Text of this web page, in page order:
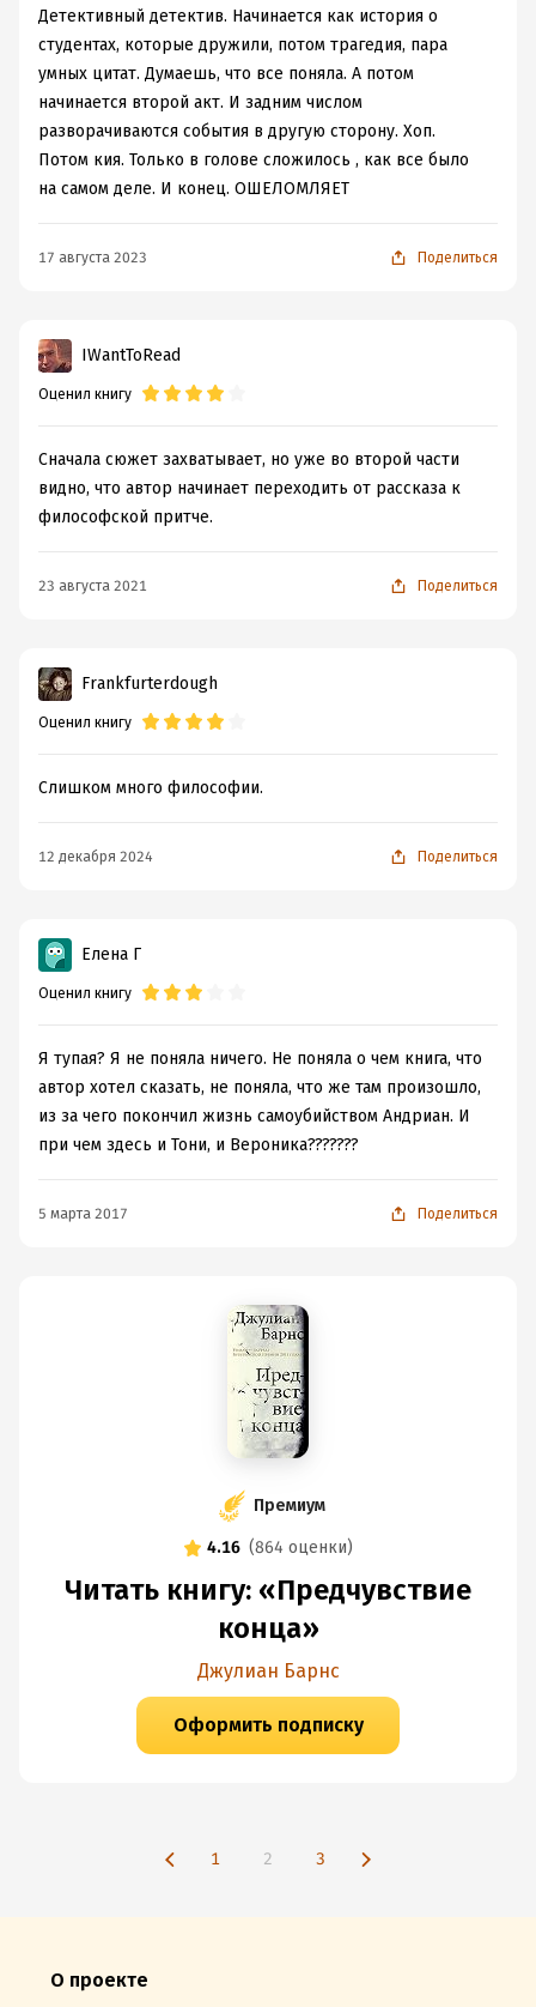
Детективный детектив. Начинается как история о
студентах, которые дружили, потом трагедия, пара
умных цитат. Думаешь, что все поняла. А потом
начинается второй акт. И задним числом
разворачиваются события в другую сторону. Хоп.
Потом кия. Только в голове сложилось , как все было
на самом деле. И конец. ОШЕЛОМЛЯЕТ
17 августа 2023 Поделиться
IWantToRead
Оценил книгу
Сначала сюжет захватывает, но уже во второй части
видно, что автор начинает переходить от рассказа к
философской притче.
23 августа 2021 Поделиться
Frankfurterdough
Оценил книгу
Слишком много философии.
12 декабря 2024 Поделиться
Елена Г
Оценил книгу
Я тупая? Я не поняла ничего. Не поняла о чем книга, что
автор хотел сказать, не поняла, что же там произошло,
из за чего покончил жизнь самоубийством Андриан. И
при чем здесь и Тони, и Вероника???????
5 марта 2017 Поделиться
Премиум
4.16 (864 оценки)
Читать книгу: «Предчувствие
конца»
Джулиан Барнс
Оформить подписку
1 2 3
О проекте